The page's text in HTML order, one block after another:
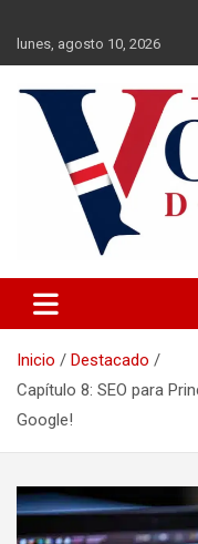
contenido
lunes, agosto 10, 2026
El Vocero
Inicio
Destacado
Capítulo 8: SEO para
Google!